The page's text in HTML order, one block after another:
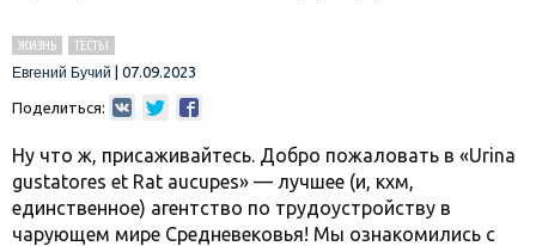
ЖИЗНЬ
ТЕСТЫ
Евгений Бучий
07.09.2023
Поделиться:
Ну что ж, присаживайтесь. Добро пожаловать в «Urina
gustatores et Rat aucupes» — лучшее (и, кхм,
единственное) агентство по трудоустройству в
чарующем мире Средневековья! Мы ознакомились с